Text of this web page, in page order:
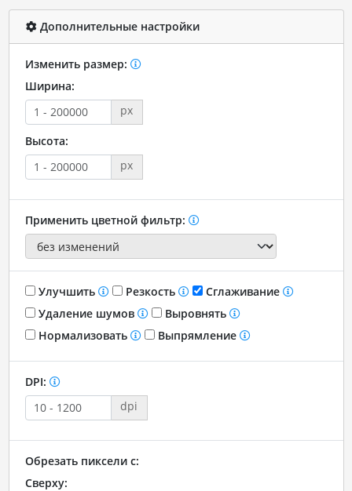
Дополнительные настройки
Изменить размер:
Ширина:
px
Высота:
px
Применить цветной фильтр:
Улучшить Резкость
Сглаживание
Удаление шумов
Выровнять
Нормализовать
Выпрямление
DPI:
dpi
Обрезать пиксели с:
Сверху: